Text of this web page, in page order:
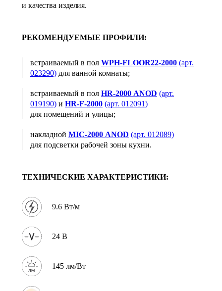
и качества изделия.
РЕКОМЕНДУЕМЫЕ ПРОФИЛИ:
встраиваемый в пол WPH‑FLOOR22‑2000 (арт.
023290) для ванной комнаты;
встраиваемый в пол HR‑2000 ANOD (арт.
019190) и HR‑F‑2000 (арт. 012091)
для помещений и улицы;
накладной MIC‑2000 ANOD (арт. 012089)
для подсветки рабочей зоны кухни.
ТЕХНИЧЕСКИЕ ХАРАКТЕРИСТИКИ:
9.6 Вт/м
24 В
145 лм/Вт